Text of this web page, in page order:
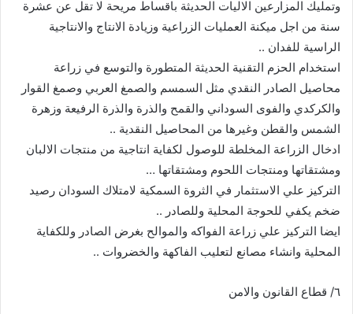
وتمليك المزارعين الاليات الحديثة باقساط مريحة لا تقل عن عشرة
سنة من اجل ميكنة العمليات الزراعية وزيادة الانتاج والانتاجية
الراسية للفدان ..
استخدام الحزم التقنية الحديثة المتطورة والتوسع في زراعة
محاصيل الصادر النقدي مثل السمسم والصمغ العربي وصمغ القوار
والكركدي والفوى السوداني والقمح والذرة والذرة الرفيعة وزهرة
الشمس والقطن وغيرها من المحاصيل النقدية ..
ادخال الزراعة المخلطة للوصول لكفاية انتاجية من منتجات الالبان
ومشتقاتها ومنتجات اللحوم ومشتقاتها …
التركيز علي الاستثمار في الثروة السمكية لامتلاك السودان رصيد
ضخم يكفي للحوجة المحلية وللصادر ..
ايضا التركيز علي زراعة الفواكه والموالح بغرض الصادر وللكفاية
المحلية وانشاء مصانع لتعليب الفاكهة والخضروات ..
٦/ قطاع القانون والامن